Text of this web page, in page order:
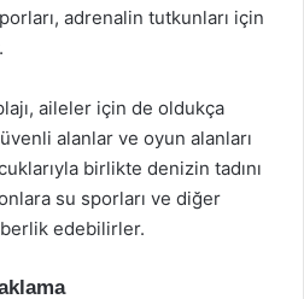
adrenalin tutkunları için
aileler için de oldukça
alanlar ve oyun alanları
birlikte denizin tadını
su sporları ve diğer
edebilirler.